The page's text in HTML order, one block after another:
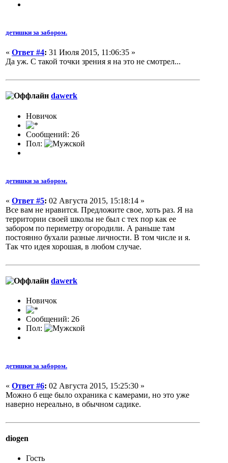
детишки за забором.
« Ответ #4: 31 Июля 2015, 11:06:35 »
Да уж. С такой точки зрения я на это не смотрел...
dawerk
Новичок
Сообщений: 26
Пол:
детишки за забором.
« Ответ #5: 02 Августа 2015, 15:18:14 »
Все вам не нравится. Предложите свое, хоть раз. Я на
территории своей школы не был с тех пор как ее
забором по периметру огородили. А раньше там
постоянно бухали разные личности. В том числе и я.
Так что идея хорошая, в любом случае.
dawerk
Новичок
Сообщений: 26
Пол:
детишки за забором.
« Ответ #6: 02 Августа 2015, 15:25:30 »
Можно б еще было охраника с камерами, но это уже
наверно нереально, в обычном садике.
diogen
Гость